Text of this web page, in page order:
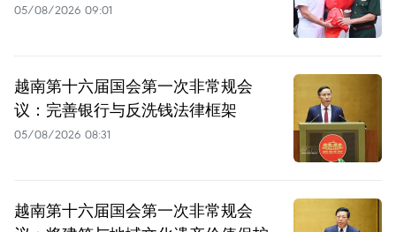
05/08/2026 09:01
越南第十六届国会第一次非常规会
议：完善银行与反洗钱法律框架
05/08/2026 08:31
越南第十六届国会第一次非常规会